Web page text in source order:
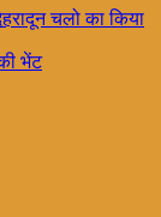
चलो का किया
भेंट